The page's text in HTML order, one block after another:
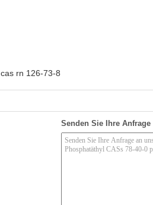
cas rn 126-73-8
Senden Sie Ihre